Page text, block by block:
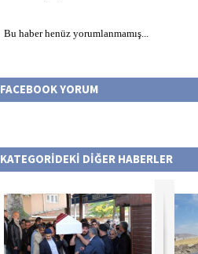
Bu haber henüz yorumlanmamış...
FACEBOOK YORUM
KATEGORİDEKİ DİĞER HABERLER